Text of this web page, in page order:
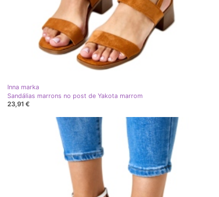
Inna marka
Sandálias marrons no post de Yakota marrom
23,91 €